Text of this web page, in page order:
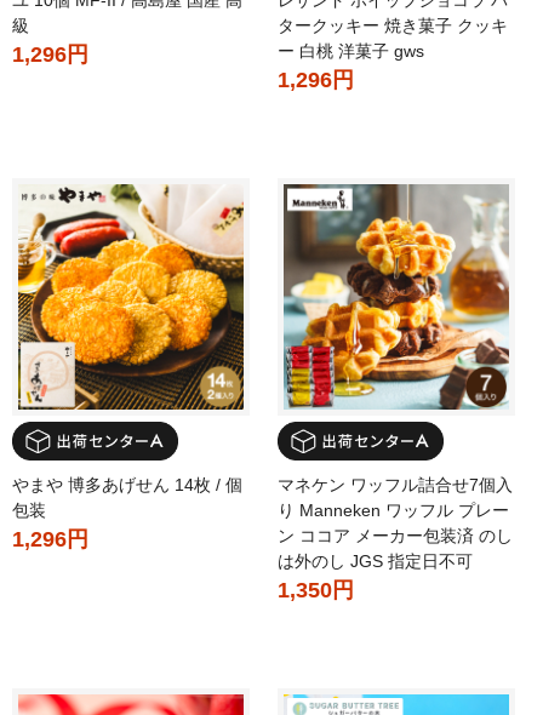
級
1,296円
タークッキー 焼き菓子 クッキ
ー 白桃 洋菓子 gws
1,296円
やまや 博多あげせん 14枚 / 個
包装
1,296円
マネケン ワッフル詰合せ7個入
り Manneken ワッフル プレー
ン ココア メーカー包装済 のし
は外のし JGS 指定日不可
1,350円